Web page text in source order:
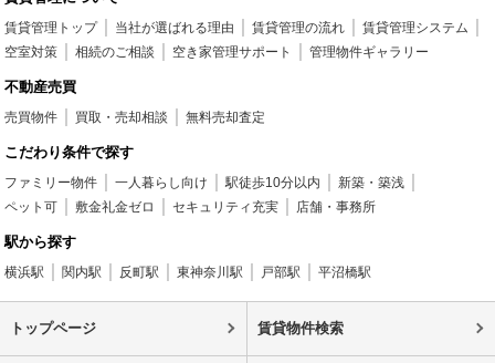
賃貸管理トップ 当社が選ばれる理由 賃貸管理の流れ
賃貸管理システム
空室対策
相続のご相談 空き家管理サポート 管理物件ギャラリー
不動産売買
売買物件 買取・売却相談 無料売却査定
こだわり条件で探す
ファミリー物件 一人暮らし向け 駅徒歩10分以内
新築・築浅
ペット可
敷金礼金ゼロ セキュリティ充実 店舗・事務所
駅から探す
横浜駅 関内駅 反町駅 東神奈川駅 戸部駅 平沼橋駅
トップページ 賃貸物件検索